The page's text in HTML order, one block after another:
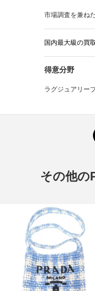
市場調査を兼ね
国内最大級の買
得意分野
ラグジュアリー
その他の
プラダ ラフィアショルダーバ
1BC184
買取金額45,000円
詳しく見る